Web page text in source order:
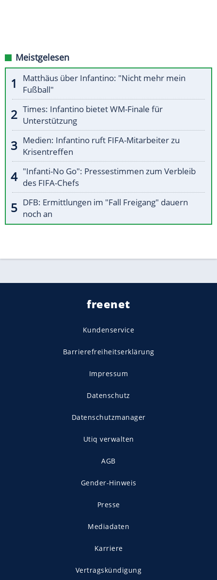
Meistgelesen
Matthäus über Infantino: "Nicht mehr mein
Fußball"
Times: Infantino bietet WM-Finale für
Unterstützung
Medien: Infantino ruft FIFA-Mitarbeiter zu
Krisentreffen
"Infanti-No Go": Pressestimmen zum Verbleib
des FIFA-Chefs
DFB: Ermittlungen im "Fall Freigang" dauern
noch an
freenet
Kundenservice
Barrierefreiheitserklärung
Impressum
Datenschutz
Datenschutzmanager
Utiq verwalten
AGB
Gender-Hinweis
Presse
Mediadaten
Karriere
Vertragskündigung